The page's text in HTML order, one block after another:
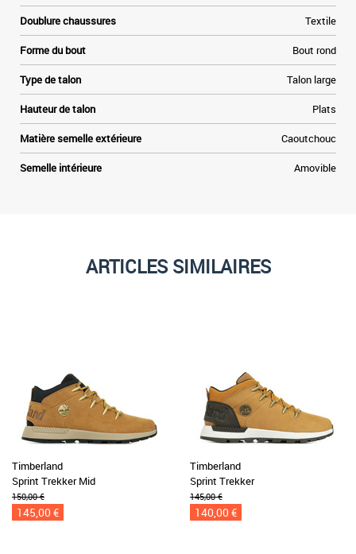
Doublure chaussures Textile
Forme du bout Bout rond
Type de talon Talon large
Hauteur de talon Plats
Matière semelle extérieure Caoutchouc
Semelle intérieure Amovible
ARTICLES SIMILAIRES
Timberland
Sprint Trekker Mid
150,00 €
145,00 €
Timberland
Sprint Trekker
145,00 €
140,00 €